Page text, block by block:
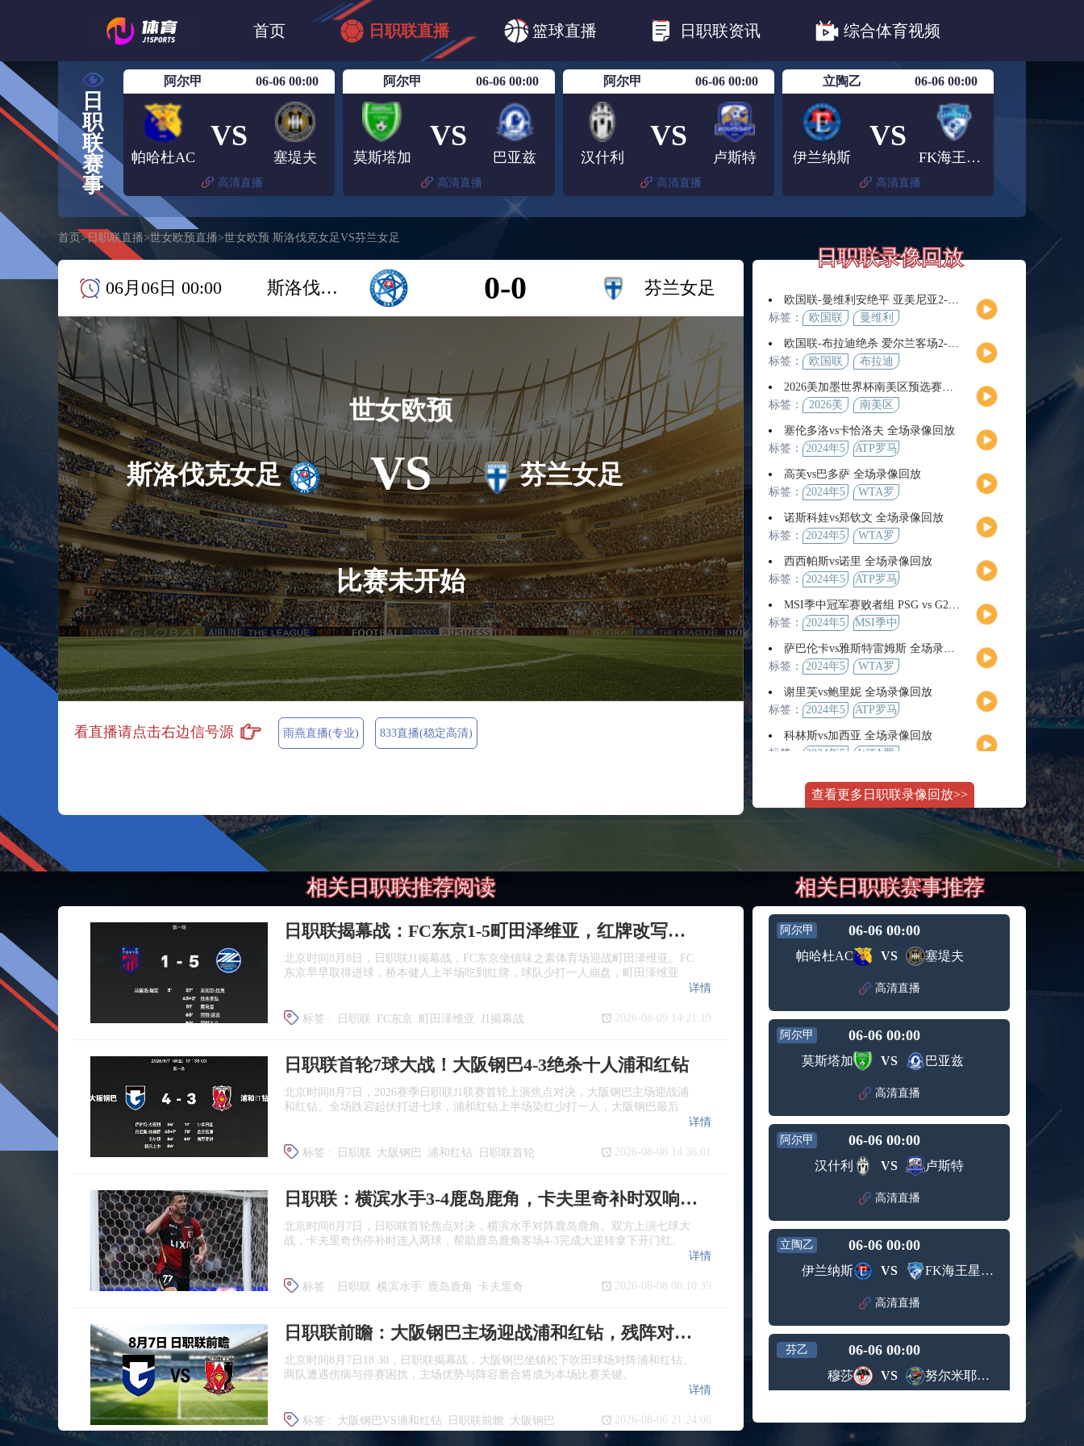
首页 日职联直播 篮球直播 日职联资讯 综合体育视频
日篮B1 日职联 日职联FC东京
日职联广岛三箭
日
职
联
赛
事
阿尔甲 06-06 00:00
帕哈杜AC
VS
塞堤夫
高清直播
阿尔甲 06-06 00:00
莫斯塔加
VS
巴亚兹
高清直播
阿尔甲 06-06 00:00
汉什利
VS
卢斯特
高清直播
立陶乙 06-06 00:00
伊兰纳斯
VS
FK海王星克莱佩达
高清直播
首页 >日职联直播>世女欧预直播>世女欧预 斯洛伐克女足VS芬兰女足
06月06日 00:00 斯洛伐克女足 0-0 芬兰女足
斯洛伐克女足
世女欧预
VS
比赛未开始
芬兰女足
看直播请点击右边信号源 雨燕直播(专业) 833直播(稳定高清)
日职联录像回放
欧国联-曼维利安绝平 亚美尼亚2-2法罗群岛
标签：
欧国联
曼维利
欧国联-布拉迪绝杀 爱尔兰客场2-1逆转芬兰
标签：
欧国联 布拉迪
2026美加墨世界杯南美区预选赛第9轮全场集锦
标签：
2026美
界杯
南美区
塞伦多洛vs卡恰洛夫 全场录像回放
标签：
2024年5
ATP罗马
男单第3
轮
高芙vs巴多萨 全场录像回放
标签：
2024年5
WTA罗
赛女单
第4轮
诺斯科娃vs郑钦文 全场录像回放
标签：
2024年5
WTA罗
赛女单
第3轮
西西帕斯vs诺里 全场录像回放
标签：
2024年5
ATP罗马
男单第3
轮
MSI季中冠军赛败者组 PSG vs G2 全场录像回放
标签：
2024年5
MSI季中
败者组
萨巴伦卡vs雅斯特雷姆斯 全场录像回放
标签：
2024年5
WTA罗
赛女单
第3轮
谢里芙vs鲍里妮 全场录像回放
标签：
2024年5
ATP罗马
女单第2
轮
科林斯vs加西亚 全场录像回放
标签：
2024年5
WTA罗
赛女单
第3轮
斯维托丽娜vs萨巴伦卡 全场录像回放
2024年5
月14日
WTA罗
马公开
纳波利塔诺vs贾里 全场录像回放
男单第3
轮
标签： 2024年5
月11日
WTA1000
罗马大
师赛第3
轮
WTT沙特大满贯女单半决赛 陈梦vs早田希娜 全场录像回放
标签： 2024年5
月11日
WTT沙
贯女单
蒙泰罗vs凯茨曼诺维奇 全场录像回放
大师赛
轮
纳尔迪vs鲁内 全场录像回放
标签： 2024年5
月12日
ATP罗马
大师赛
男单第2
轮
萨卡里vs加里宁娜 全场录像回放
标签： 2024年5
WTA罗
马大师
赛女单
第3轮
吉隆vs卢布列夫 全场录像回放
月12日
ATP罗马
大师赛
轮
兹维列夫vs达德尔里 全场录像回放
标签： 2024年5
月13日
ATP罗马
大师赛
男单第3
轮
阿纳尔迪vs贾里 全场录像回放
ATP罗马
大师赛
男单第2
轮
标签： 2024年5
月12日
WTA罗
马大师
赛女单
第3轮
2024年5
WTA罗
赛女单
斯诺克元老斯诺克世锦赛半决赛 伊戈尔-费格雷多vs德拉戈 全场录像回放
标签：
月12日
元老斯
诺克世
锦赛半
决赛
穆纳尔vs诺里 全场录像回放
月12日
ATP罗马
大师赛
男单第2
MSI季中冠军赛胜者组 BLG vs T1 全场录像回放
月12日
冠军赛
KPL春季赛季后赛败者组决赛 重庆狼队 vs 苏州KSG 全场录像回放
查看更多日职联录像回放>>
相关日职联推荐阅读
日职联揭幕战：FC东京1‑5町田泽维亚，红牌改写战局
北京时间8月8日，日职联J1揭幕战，FC东京坐镇味之素体育场迎战町田泽维亚。FC
东京早早取得进球，桥本健人上半场吃到红牌，球队少打一人崩盘，町田泽维亚
标签 : 日职联 FC东京 町田泽维亚 J1揭幕战
详情
2026-08-09 14:21:19
日职联首轮7球大战！大阪钢巴4‑3绝杀十人浦和红钻
北京时间8月7日，2026赛季日职联J1联赛首轮上演焦点对决，大阪钢巴主场迎战浦
和红钻。全场跌宕起伏打进七球，浦和红钻上半场染红少打一人，大阪钢巴最后
标签 : 日职联 大阪钢巴 浦和红钻 日职联首轮
详情
2026-08-08 14:36:01
日职联：横滨水手3‑4鹿岛鹿角，卡夫里奇补时双响上演逆转绝杀
北京时间8月7日，日职联首轮焦点对决，横滨水手对阵鹿岛鹿角。双方上演七球大
战，卡夫里奇伤停补时连入两球，帮助鹿岛鹿角客场4‑3完成大逆转拿下开门红。
标签 : 日职联 横滨水手 鹿岛鹿角 卡夫里奇
详情
2026-08-08 00:10:39
日职联前瞻：大阪钢巴主场迎战浦和红钻，残阵对决看点十足
北京时间8月7日18:30，日职联揭幕战，大阪钢巴坐镇松下吹田球场对阵浦和红钻。
两队遭遇伤病与停赛困扰，主场优势与阵容磨合将成为本场比赛关键。
标签 : 大阪钢巴VS浦和红钻 日职联前瞻 大阪钢巴
详情
2026-08-06 21:24:06
相关日职联赛事推荐
阿尔甲 06-06 00:00
帕哈杜AC VS 塞堤夫
高清直播
阿尔甲 06-06 00:00
莫斯塔加 VS 巴亚兹
高清直播
阿尔甲 06-06 00:00
汉什利 VS 卢斯特
高清直播
立陶乙 06-06 00:00
伊兰纳斯 VS FK海王星克莱佩达
高清直播
芬乙 06-06 00:00
穆莎 VS 努尔米耶尔维NJS